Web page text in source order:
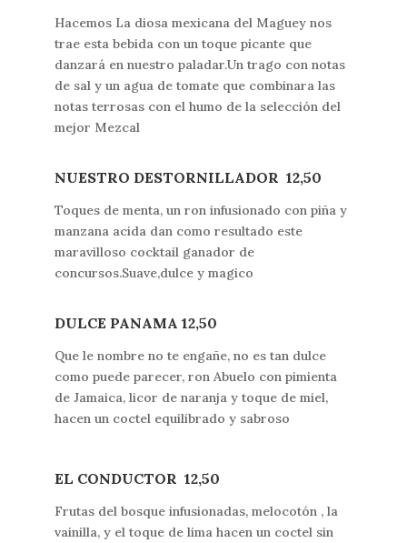
Hacemos La diosa mexicana del Maguey nos
trae esta bebida con un toque picante que
danzará en nuestro paladar.Un trago con notas
de sal y un agua de tomate que combinara las
notas terrosas con el humo de la selección del
mejor Mezcal
NUESTRO DESTORNILLADOR 12,50
Toques de menta, un ron infusionado con piña y
manzana acida dan como resultado este
maravilloso cocktail ganador de
concursos.Suave,dulce y magico
DULCE PANAMA 12,50
Que le nombre no te engañe, no es tan dulce
como puede parecer, ron Abuelo con pimienta
de Jamaica, licor de naranja y toque de miel,
hacen un coctel equilibrado y sabroso
EL CONDUCTOR 12,50
Frutas del bosque infusionadas, melocotón , la
vainilla, y el toque de lima hacen un coctel sin